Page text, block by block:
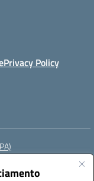
Privacy Policy